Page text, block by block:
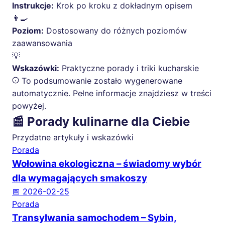
Instrukcje: Krok po kroku z dokładnym opisem
👨‍🍳
Poziom: Dostosowany do różnych poziomów
zaawansowania
💡
Wskazówki: Praktyczne porady i triki kucharskie
To podsumowanie zostało wygenerowane
automatycznie. Pełne informacje znajdziesz w treści
powyżej.
📰 Porady kulinarne dla Ciebie
Przydatne artykuły i wskazówki
Porada
Wołowina ekologiczna – świadomy wybór
dla wymagających smakoszy
📅 2026-02-25
Porada
Transylwania samochodem – Sybin,